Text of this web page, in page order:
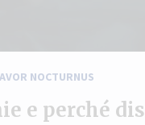
NOCTURNUS
e perché